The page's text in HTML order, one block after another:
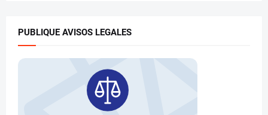
PUBLIQUE AVISOS LEGALES